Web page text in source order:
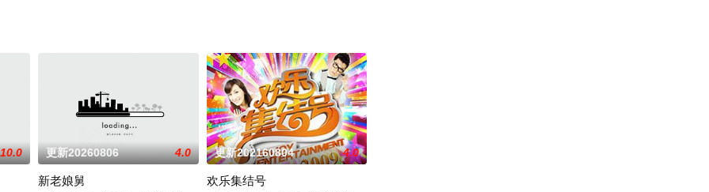
10.0 更新20260806 4.0
新老娘舅
更新202160804 4.0
欢乐集结号